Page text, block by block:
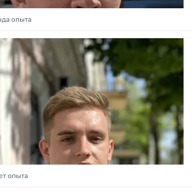
опыта
опыта